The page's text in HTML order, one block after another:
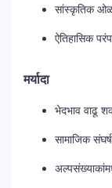
सांस्कृतिक
ऐतिहासिक
मर्यादा
भेदभाव वाढू
सामाजिक